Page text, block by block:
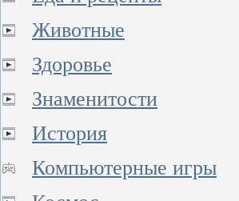
Животные
Здоровье
Знаменитости
История
Компьютерные игры